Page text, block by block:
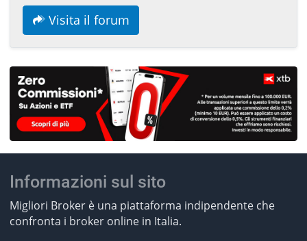
Visita il forum
Informazioni sul sito
Migliori Broker è una piattaforma indipendente che
confronta i broker online in Italia.